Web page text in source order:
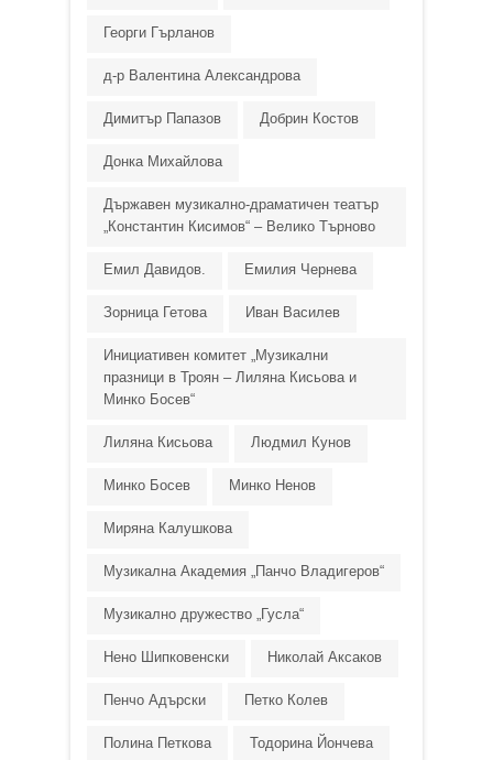
Георги Гърланов
д-р Валентина Александрова
Димитър Папазов Добрин Костов
Донка Михайлова
Държавен музикално-драматичен театър
„Константин Кисимов“ – Велико Търново
Емил Давидов. Емилия Чернева
Зорница Гетова Иван Василев
Инициативен комитет „Музикални
празници в Троян – Лиляна Кисьова и
Минко Босев“
Лиляна Кисьова Людмил Кунов
Минко Босев Минко Ненов
Миряна Калушкова
Музикална Академия „Панчо Владигеров“
Музикално дружество „Гусла“
Нено Шипковенски Николай Аксаков
Пенчо Адърски Петко Колев
Полина Петкова Тодорина Йончева